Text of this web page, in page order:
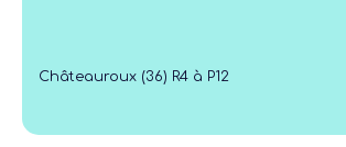
Châteauroux (36) R4 à P12